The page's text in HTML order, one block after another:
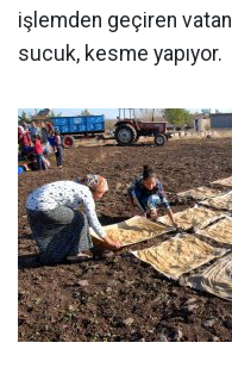
işlemden geçiren
sucuk, kesme yapıyor.